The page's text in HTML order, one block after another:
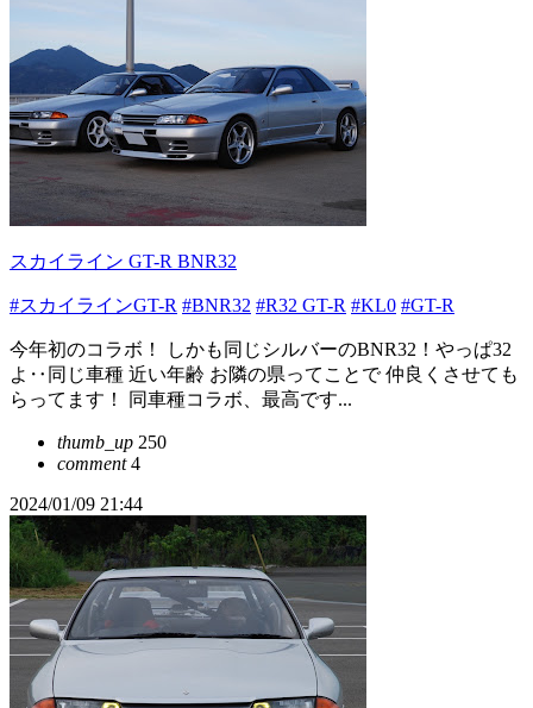
スカイライン GT-R BNR32
#スカイラインGT-R #BNR32 #R32 GT-R #KL0 #GT-R
今年初のコラボ！ しかも同じシルバーのBNR32！やっぱ32
よ‥同じ車種 近い年齢 お隣の県ってことで 仲良くさせても
らってます！ 同車種コラボ、最高です...
thumb_up 250
comment4
2024/01/09 21:44